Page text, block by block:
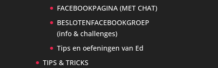
FACEBOOKPAGINA (MET CHAT)
BESLOTENFACEBOOKGROEP
(info & challenges)
Tips en oefeningen van Ed
TIPS & TRICKS